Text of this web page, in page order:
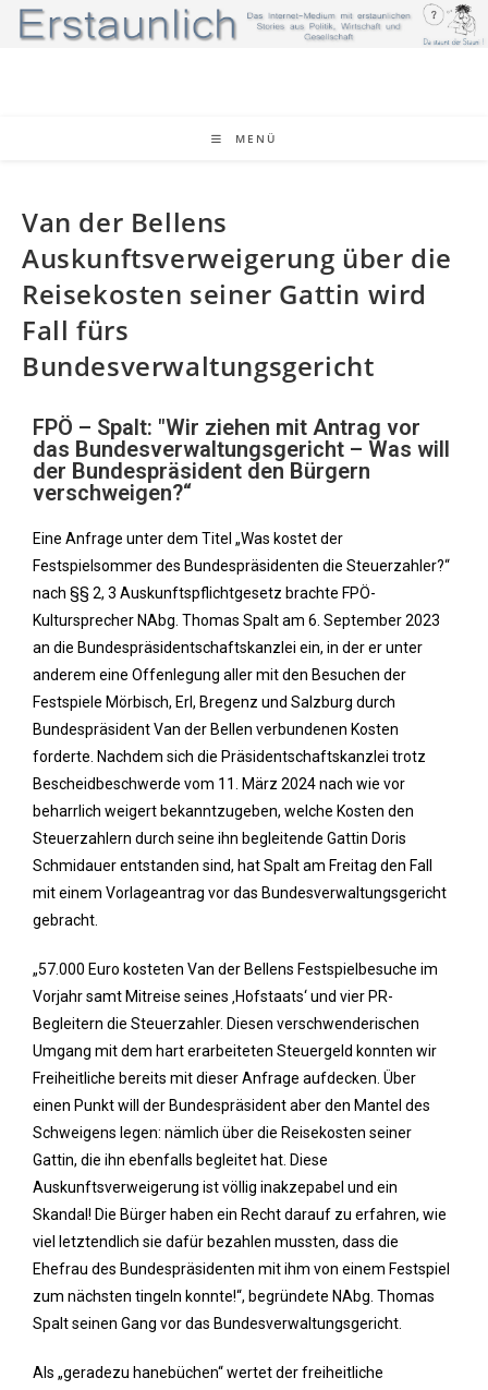
MENÜ
Van der Bellens
Auskunftsverweigerung über die
Reisekosten seiner Gattin wird
Fall fürs
Bundesverwaltungsgericht
FPÖ – Spalt: "Wir ziehen mit Antrag vor
das Bundesverwaltungsgericht – Was will
der Bundespräsident den Bürgern
verschweigen?“
Eine Anfrage unter dem Titel „Was kostet der
Festspielsommer des Bundespräsidenten die Steuerzahler?“
nach §§ 2, 3 Auskunftspflichtgesetz brachte FPÖ-
Kultursprecher NAbg. Thomas Spalt am 6. September 2023
an die Bundespräsidentschaftskanzlei ein, in der er unter
anderem eine Offenlegung aller mit den Besuchen der
Festspiele Mörbisch, Erl, Bregenz und Salzburg durch
Bundespräsident Van der Bellen verbundenen Kosten
forderte. Nachdem sich die Präsidentschaftskanzlei trotz
Bescheidbeschwerde vom 11. März 2024 nach wie vor
beharrlich weigert bekanntzugeben, welche Kosten den
Steuerzahlern durch seine ihn begleitende Gattin Doris
Schmidauer entstanden sind, hat Spalt am Freitag den Fall
mit einem Vorlageantrag vor das Bundesverwaltungsgericht
gebracht.
„57.000 Euro kosteten Van der Bellens Festspielbesuche im
Vorjahr samt Mitreise seines ‚Hofstaats‘ und vier PR-
Begleitern die Steuerzahler. Diesen verschwenderischen
Umgang mit dem hart erarbeiteten Steuergeld konnten wir
Freiheitliche bereits mit dieser Anfrage aufdecken. Über
einen Punkt will der Bundespräsident aber den Mantel des
Schweigens legen: nämlich über die Reisekosten seiner
Gattin, die ihn ebenfalls begleitet hat. Diese
Auskunftsverweigerung ist völlig inakzepabel und ein
Skandal! Die Bürger haben ein Recht darauf zu erfahren, wie
viel letztendlich sie dafür bezahlen mussten, dass die
Ehefrau des Bundespräsidenten mit ihm von einem Festspiel
zum nächsten tingeln konnte!“, begründete NAbg. Thomas
Spalt seinen Gang vor das Bundesverwaltungsgericht.
Als „geradezu hanebüchen“ wertet der freiheitliche